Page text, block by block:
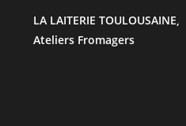
LA LAITERIE TOULOUSAINE,
Ateliers Fromagers